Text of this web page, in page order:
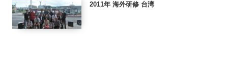
2011年 海外研修 台湾